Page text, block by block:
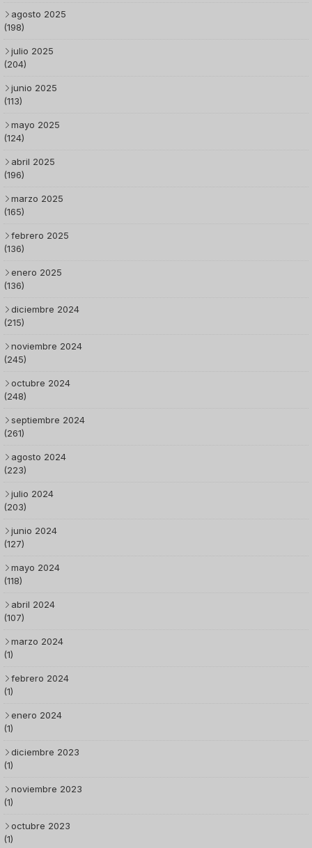
agosto 2025
(198)
julio 2025
(204)
junio 2025
(113)
mayo 2025
(124)
abril 2025
(196)
marzo 2025
(165)
febrero 2025
(136)
enero 2025
(136)
diciembre 2024
(215)
noviembre 2024
(245)
octubre 2024
(248)
septiembre 2024
(261)
agosto 2024
(223)
julio 2024
(203)
junio 2024
(127)
mayo 2024
(118)
abril 2024
(107)
marzo 2024
(1)
febrero 2024
(1)
enero 2024
(1)
diciembre 2023
(1)
noviembre 2023
(1)
octubre 2023
(1)